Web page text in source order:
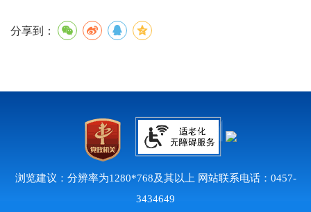
分享到：
浏览建议：分辨率为1280*768及其以上 网站联系电话：0457-
3434649